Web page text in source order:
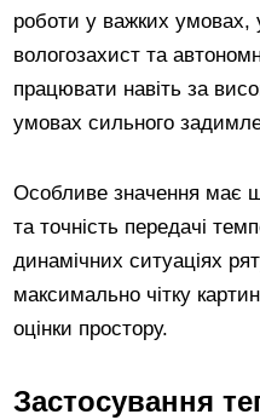
роботи у важких умовах,
вологозахист та
працювати навіть за
умовах сильного
Особливе значення має
та точність передачі
динамічних ситуаціях
максимально чітку
оцінки простору.
Застосування